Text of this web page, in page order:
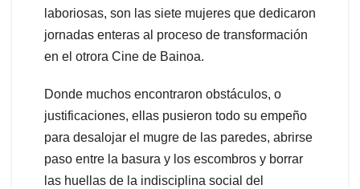
laboriosas, son las siete mujeres que dedicaron
jornadas enteras al proceso de transformación
en el otrora Cine de Bainoa.
Donde muchos encontraron obstáculos, o
justificaciones, ellas pusieron todo su empeño
para desalojar el mugre de las paredes, abrirse
paso entre la basura y los escombros y borrar
las huellas de la indisciplina social del